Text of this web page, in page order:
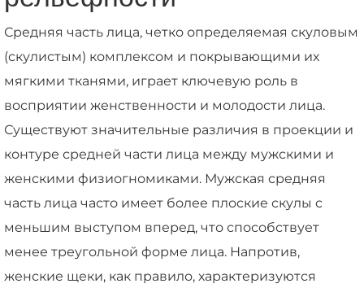
Средняя часть лица, четко определяемая скуловым
(скулистым) комплексом и покрывающими их
мягкими тканями, играет ключевую роль в
восприятии женственности и молодости лица.
Существуют значительные различия в проекции и
контуре средней части лица между мужскими и
женскими физиогномиками. Мужская средняя
часть лица часто имеет более плоские скулы с
меньшим выступом вперед, что способствует
менее треугольной форме лица. Напротив,
женские щеки, как правило, характеризуются